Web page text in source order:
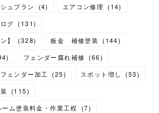
ュプラン
(4) エアコン修理 (14)
グ (131)
】
(328) 板金 補修塗装 (144)
) フェンダー腐れ補修 (66)
ェンダー加工
(25) スポット増し (53)
(115)
ム塗装料金・作業工程
(7)